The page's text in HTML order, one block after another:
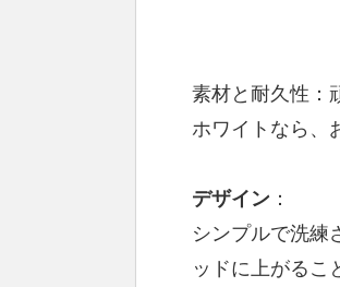
素材と耐久性：
ホワイトなら、
デザイン ：
シンプルで洗練
ッドに上がるこ